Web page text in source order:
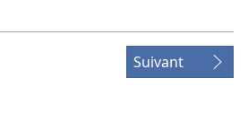
Suivant